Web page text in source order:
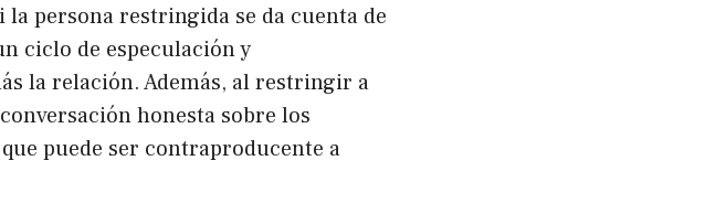
persona restringida se da cuenta de
ciclo de especulación y
la relación. Además, al restringir a
honesta sobre los
puede ser contraproducente a